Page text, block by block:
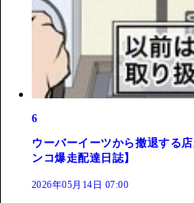
6
ウーバーイーツから撤退する
ンコ爆走配達日誌】
2026年05月14日 07:00